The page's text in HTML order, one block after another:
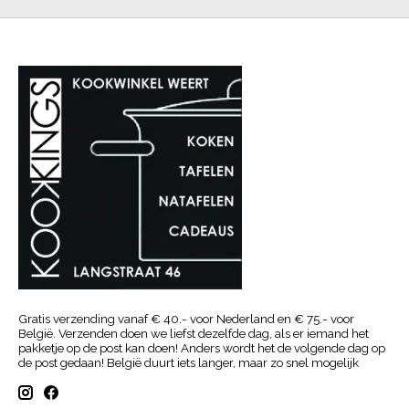
Gratis verzending vanaf € 40.- voor Nederland en € 75.- voor
België. Verzenden doen we liefst dezelfde dag, als er iemand het
pakketje op de post kan doen! Anders wordt het de volgende dag op
de post gedaan! België duurt iets langer, maar zo snel mogelijk